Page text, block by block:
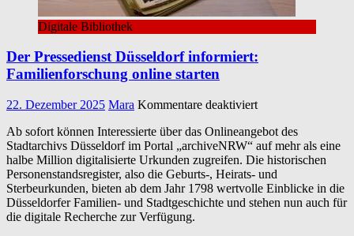
Digitale Bibliothek
Der Pressedienst Düsseldorf informiert:
Familienforschung online starten
22. Dezember 2025 Mara Kommentare deaktiviertfür
Pressedienst
Düsseldorf
informiert:
Familienforschung
online
starten
Ab sofort können Interessierte über das Onlineangebot des
Stadtarchivs Düsseldorf im Portal „archiveNRW“ auf mehr als eine
halbe Million digitalisierte Urkunden zugreifen. Die historischen
Personenstandsregister, also die Geburts-, Heirats- und
Sterbeurkunden, bieten ab dem Jahr 1798 wertvolle Einblicke in die
Düsseldorfer Familien- und Stadtgeschichte und stehen nun auch für
die digitale Recherche zur Verfügung.